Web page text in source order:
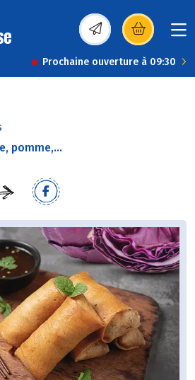
(s’ouvre dans une
Prochaine ouverture à 09:30
pomme,...